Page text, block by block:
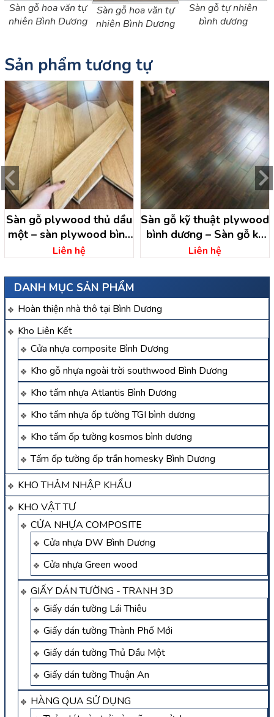
DANH MỤC SẢN PHẨM
Hoàn thiện nhà thô tại Bình Dương
Kho Liên Kết
Cửa nhựa composite Bình Dương
Kho gỗ nhựa ngoài trời southwood Bình Dương
Kho tấm nhựa Atlantis Bình Dương
Kho tấm nhựa ốp tường TGI bình dương
Kho tấm ốp tường kosmos bình dương
Tấm ốp tường ốp trần homesky Bình Dương
KHO THẢM NHẬP KHẨU
KHO VẬT TƯ
CỬA NHỰA COMPOSITE
Cửa nhựa DW Bình Dương
Cửa nhựa Green wood
GIẤY DÁN TƯỜNG - TRANH 3D
Giấy dán tường Lái Thiêu
Giấy dán tường Thành Phố Mới
Giấy dán tường Thủ Dầu Một
Giấy dán tường Thuận An
HÀNG QUA SỬ DỤNG
Sàn gỗ hoa văn tự
nhiên Bình Dương
Sàn gỗ hoa văn tự
nhiên Bình Dương
Sàn gỗ tự nhiên
bình dương
Sản phẩm tương tự
Sàn gỗ plywood thủ dầu
một – sàn plywood bình
dương
Liên hệ
Sàn gỗ kỹ thuật plywood
bình dương – Sàn gỗ kỹ
thuật Bình Dương
Liên hệ